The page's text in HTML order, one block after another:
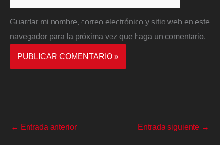
Guardar mi nombre, correo electrónico y sitio web en este
navegador para la próxima vez que haga un comentario.
← Entrada anterior Entrada siguiente →